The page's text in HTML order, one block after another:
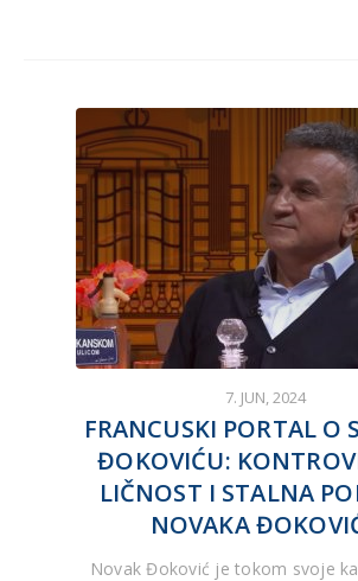
7. JUN, 2024
FRANCUSKI PORTAL O
ĐOKOVIĆU:
LIČNOST I STALNA
NOVAKA
Novak Đoković je tokom svoje